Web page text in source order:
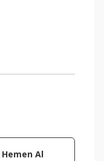
Hemen Al